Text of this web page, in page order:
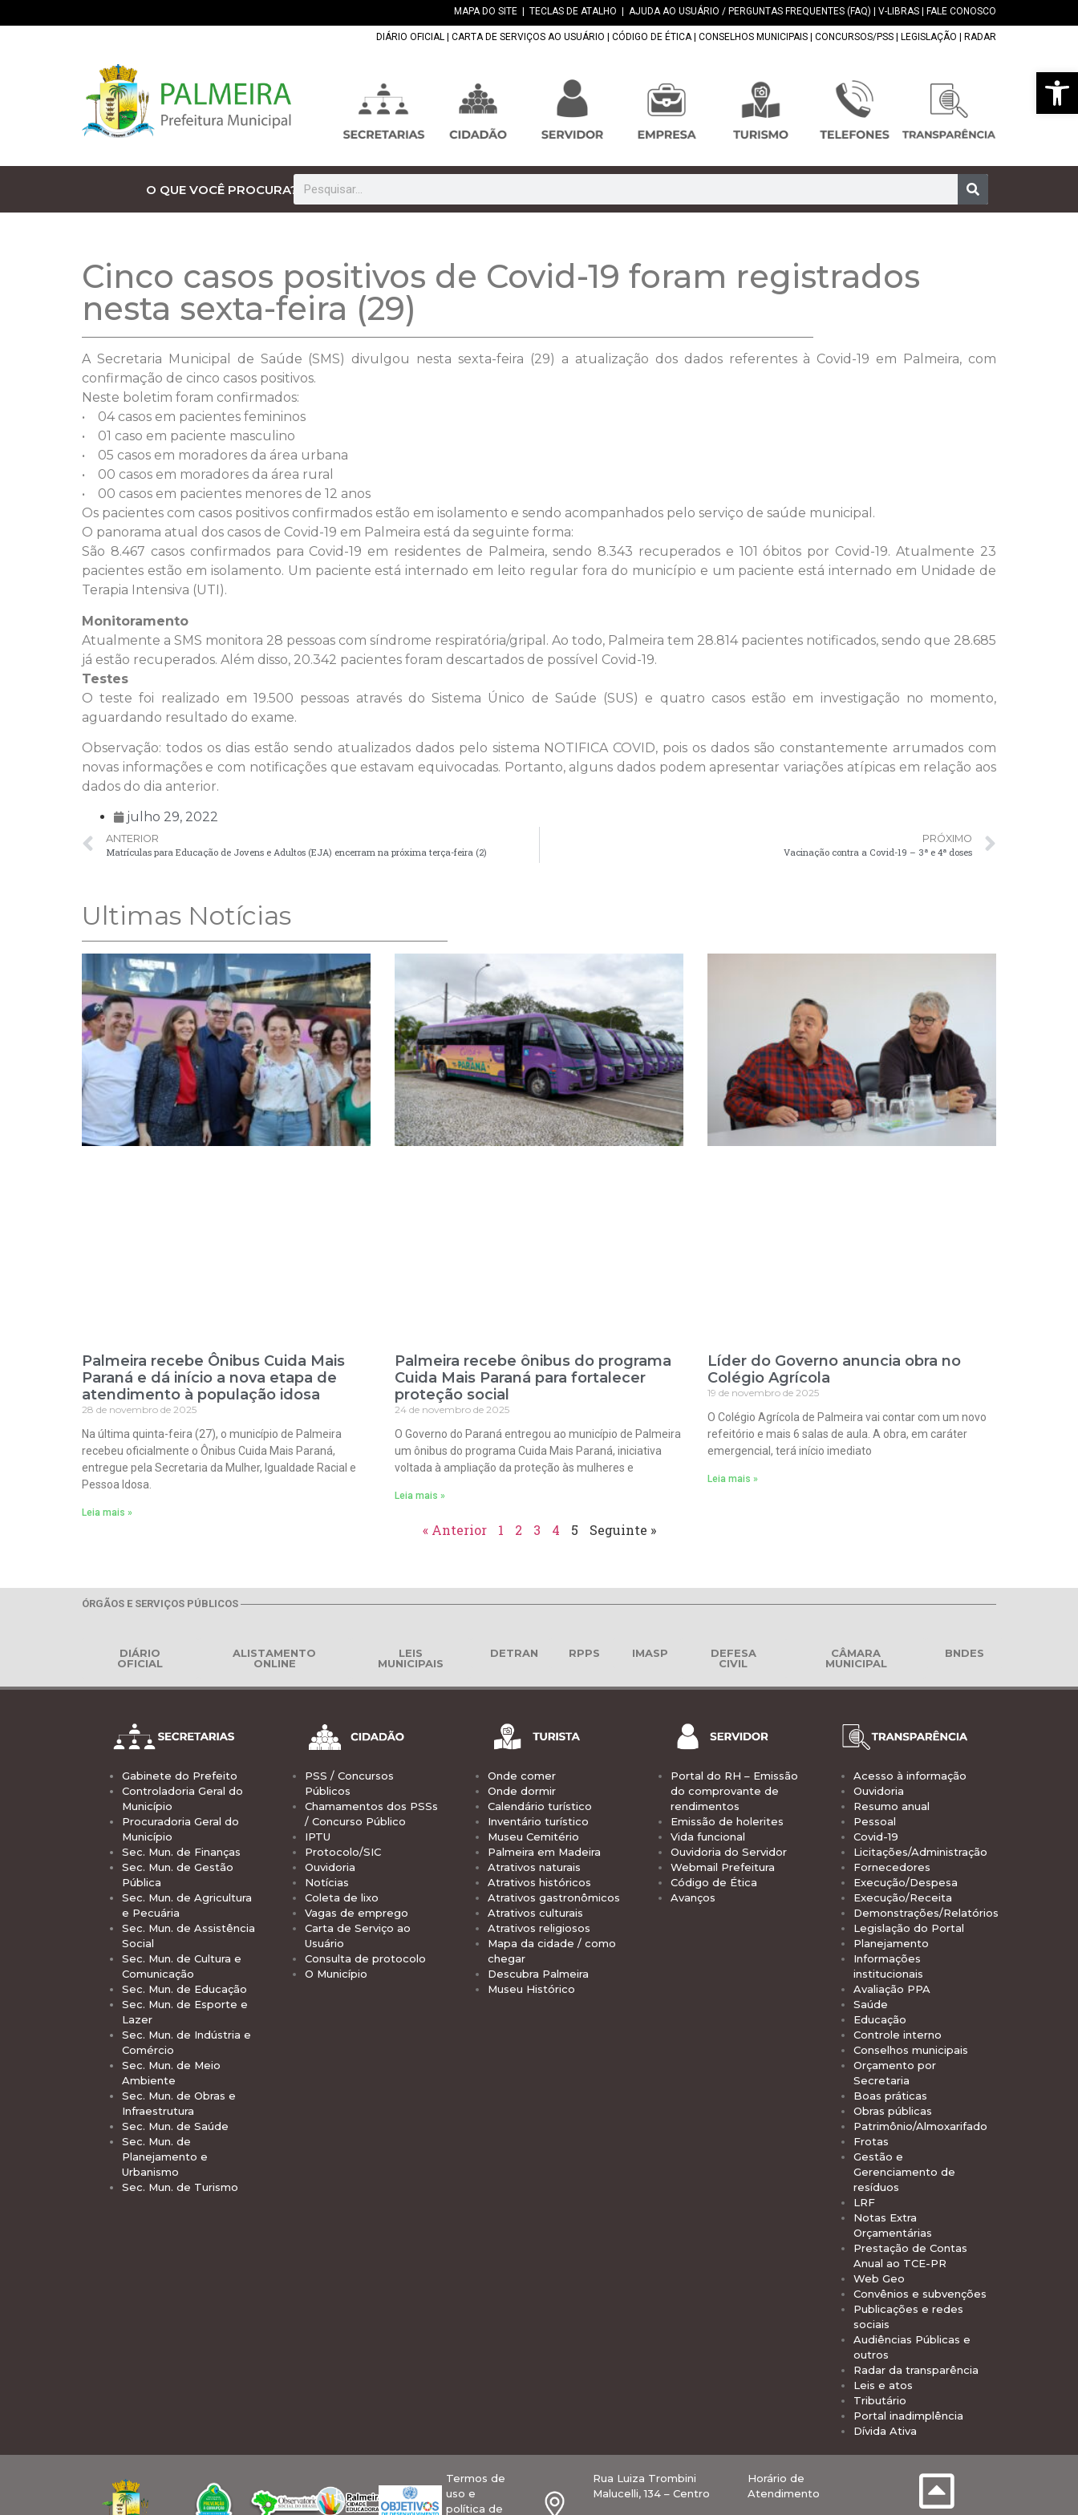
Abrir
MAPA DO SITE TECLAS DE ATALHO AJUDA AO USUÁRIO / PERGUNTAS FREQUENTES (FAQ) V-LIBRAS FALE CONOSCO
DIÁRIO OFICIAL CARTA DE SERVIÇOS AO USUÁRIO CÓDIGO DE ÉTICA| CONSELHOS MUNICIPAIS CONCURSOS/PSS LEGISLAÇÃO RADAR
O QUE VOCÊ PROCURA?
Cinco casos positivos de Covid-19 foram registrados
nesta sexta-feira (29)
A Secretaria Municipal de Saúde (SMS) divulgou nesta sexta-feira (29) a atualização dos dados referentes à Covid-19 em Palmeira, com
confirmação de cinco casos positivos.
Neste boletim foram confirmados:
• 04 casos em pacientes femininos
• 01 caso em paciente masculino
• 05 casos em moradores da área urbana
• 00 casos em moradores da área rural
• 00 casos em pacientes menores de 12 anos
Os pacientes com casos positivos confirmados estão em isolamento e sendo acompanhados pelo serviço de saúde municipal.
O panorama atual dos casos de Covid-19 em Palmeira está da seguinte forma:
São 8.467 casos confirmados para Covid-19 em residentes de Palmeira, sendo 8.343 recuperados e 101 óbitos por Covid-19. Atualmente 23
pacientes estão em isolamento. Um paciente está internado em leito regular fora do município e um paciente está internado em Unidade de
Terapia Intensiva (UTI).
Monitoramento
Atualmente a SMS monitora 28 pessoas com síndrome respiratória/gripal. Ao todo, Palmeira tem 28.814 pacientes notificados, sendo que 28.685
já estão recuperados. Além disso, 20.342 pacientes foram descartados de possível Covid-19.
Testes
O teste foi realizado em 19.500 pessoas através do Sistema Único de Saúde (SUS) e quatro casos estão em investigação no momento,
aguardando resultado do exame.
Observação: todos os dias estão sendo atualizados dados pelo sistema NOTIFICA COVID, pois os dados são constantemente arrumados com
novas informações e com notificações que estavam equivocadas. Portanto, alguns dados podem apresentar variações atípicas em relação aos
dados do dia anterior.
julho 29, 2022
ANTERIOR
Matrículas para Educação de Jovens e Adultos (EJA) encerram na próxima terça-feira (2)
PRÓXIMO
Vacinação contra a Covid-19 – 3ª e 4ª doses
Ultimas Notícias
Palmeira recebe Ônibus Cuida Mais
Paraná e dá início a nova etapa de
atendimento à população idosa
28 de novembro de 2025
Na última quinta-feira (27), o município de Palmeira
recebeu oficialmente o Ônibus Cuida Mais Paraná,
entregue pela Secretaria da Mulher, Igualdade Racial e
Pessoa Idosa.
Leia mais »
Palmeira recebe ônibus do programa
Cuida Mais Paraná para fortalecer
proteção social
24 de novembro de 2025
O Governo do Paraná entregou ao município de Palmeira
um ônibus do programa Cuida Mais Paraná, iniciativa
voltada à ampliação da proteção às mulheres e
Leia mais »
Líder do Governo anuncia obra no
Colégio Agrícola
19 de novembro de 2025
O Colégio Agrícola de Palmeira vai contar com um novo
refeitório e mais 6 salas de aula. A obra, em caráter
emergencial, terá início imediato
Leia mais »
« Anterior 1 2 3 4 5 Seguinte »
ÓRGÃOS E SERVIÇOS PÚBLICOS
DIÁRIO
OFICIAL
ALISTAMENTO
ONLINE
LEIS
MUNICIPAIS
DETRAN RPPS IMASP
DEFESA
CIVIL
CÂMARA
MUNICIPAL
BNDES
Gabinete do Prefeito
Controladoria Geral do
Município
Procuradoria Geral do
Município
Sec. Mun. de Finanças
Sec. Mun. de Gestão
Pública
Sec. Mun. de Agricultura
e Pecuária
Sec. Mun. de Assistência
Social
Sec. Mun. de Cultura e
Comunicação
Sec. Mun. de Educação
Sec. Mun. de Esporte e
Lazer
Sec. Mun. de Indústria e
Comércio
Sec. Mun. de Meio
Ambiente
Sec. Mun. de Obras e
Infraestrutura
Sec. Mun. de Saúde
Sec. Mun. de
Planejamento e
Urbanismo
Sec. Mun. de Turismo
PSS / Concursos
Públicos
Chamamentos dos PSSs
/ Concurso Público
IPTU
Protocolo/SIC
Ouvidoria
Notícias
Coleta de lixo
Vagas de emprego
Carta de Serviço ao
Usuário
Consulta de protocolo
O Município
Onde comer
Onde dormir
Calendário turístico
Inventário turístico
Museu Cemitério
Palmeira em Madeira
Atrativos naturais
Atrativos históricos
Atrativos gastronômicos
Atrativos culturais
Atrativos religiosos
Mapa da cidade / como
chegar
Descubra Palmeira
Museu Histórico
Portal do RH – Emissão
do comprovante de
rendimentos
Emissão de holerites
Vida funcional
Ouvidoria do Servidor
Webmail Prefeitura
Código de Ética
Avanços
Acesso à informação
Ouvidoria
Resumo anual
Pessoal
Covid-19
Licitações/Administração
Fornecedores
Execução/Despesa
Execução/Receita
Demonstrações/Relatórios
Legislação do Portal
Planejamento
Informações
institucionais
Avaliação PPA
Saúde
Educação
Controle interno
Conselhos municipais
Orçamento por
Secretaria
Boas práticas
Obras públicas
Patrimônio/Almoxarifado
Frotas
Gestão e
Gerenciamento de
resíduos
LRF
Notas Extra
Orçamentárias
Prestação de Contas
Anual ao TCE-PR
Web Geo
Convênios e subvenções
Publicações e redes
sociais
Audiências Públicas e
outros
Radar da transparência
Leis e atos
Tributário
Portal inadimplência
Dívida Ativa
Termos de
uso e
política de
Rua Luiza Trombini
Malucelli, 134 – Centro
Horário de
Atendimento